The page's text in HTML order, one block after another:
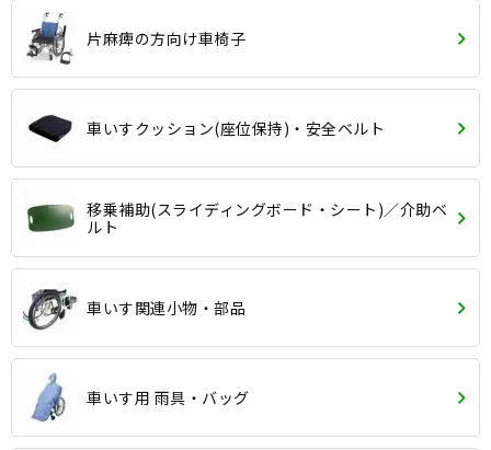
片麻痺の方向け車椅子
車いすクッション(座位保持)・安全ベルト
移乗補助(スライディングボード・シート)／介助ベ
ルト
車いす関連小物・部品
車いす用 雨具・バッグ